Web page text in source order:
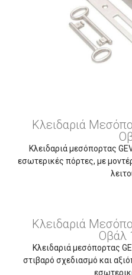
Κλειδαριά
Κλειδαριά μεσόπορτας
εσωτερικές πόρτες, με
Κλειδαριά
Οβάλ
Κλειδαριά μεσόπορτας
στιβαρό σχεδιασμό και